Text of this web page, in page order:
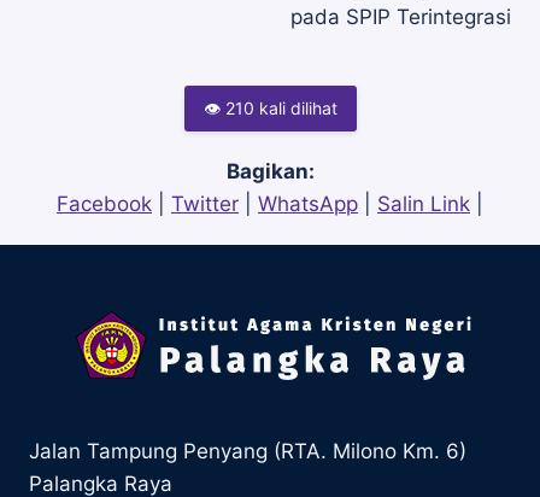
pada SPIP Terintegrasi
👁 210 kali dilihat
Bagikan:
Facebook
Twitter WhatsApp Salin Link
Jalan Tampung Penyang (RTA. Milono Km. 6)
Palangka Raya